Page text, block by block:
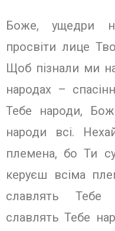
Боже, ущедри
просвіти лице
Щоб пізнали ми
народах –
Тебе народи,
народи всі.
племена, бо Ти
керуєш всіма
славлять
славлять Тебе